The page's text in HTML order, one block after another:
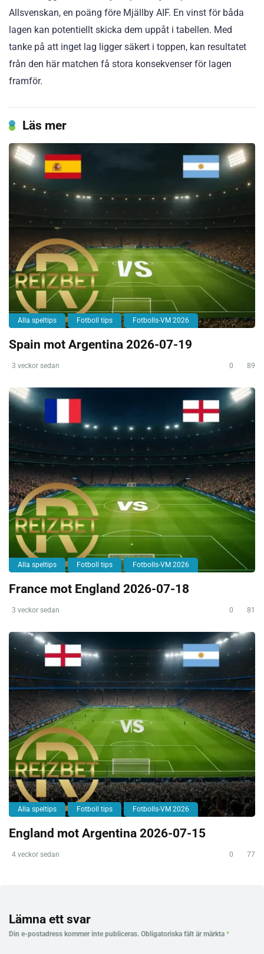
Allsvenskan, en poäng före Mjällby AIF. En vinst för båda
lagen kan potentiellt skicka dem uppåt i tabellen. Med
tanke på att inget lag ligger säkert i toppen, kan resultatet
från den här matchen få stora konsekvenser för lagen
framför.
Läs mer
Alla speltips Fotboll tips Fotbolls-VM 2026
Spain mot Argentina 2026-07-19
3 veckor sedan 0 89
Alla speltips Fotboll tips Fotbolls-VM 2026
France mot England 2026-07-18
3 veckor sedan 0 81
Alla speltips Fotboll tips Fotbolls-VM 2026
England mot Argentina 2026-07-15
4 veckor sedan 0 77
Lämna ett svar
Din e-postadress kommer inte publiceras. Obligatoriska fält är märkta *